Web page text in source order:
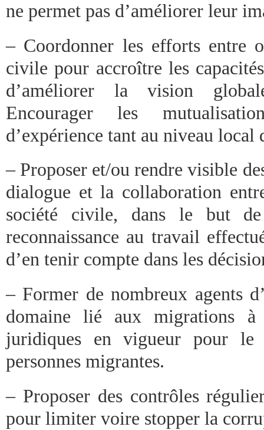
ne permet pas d’améliorer leur
– Coordonner les efforts entre
civile pour accroître les
d’améliorer la vision
Encourager les
d’expérience tant au niveau local
– Proposer et/ou rendre visible
dialogue et la collaboration
société civile, dans le but de
reconnaissance au travail
d’en tenir compte dans les
– Former de nombreux agents
domaine lié aux migrations
juridiques en vigueur pour le
personnes migrantes.
– Proposer des contrôles
pour limiter voire stopper la